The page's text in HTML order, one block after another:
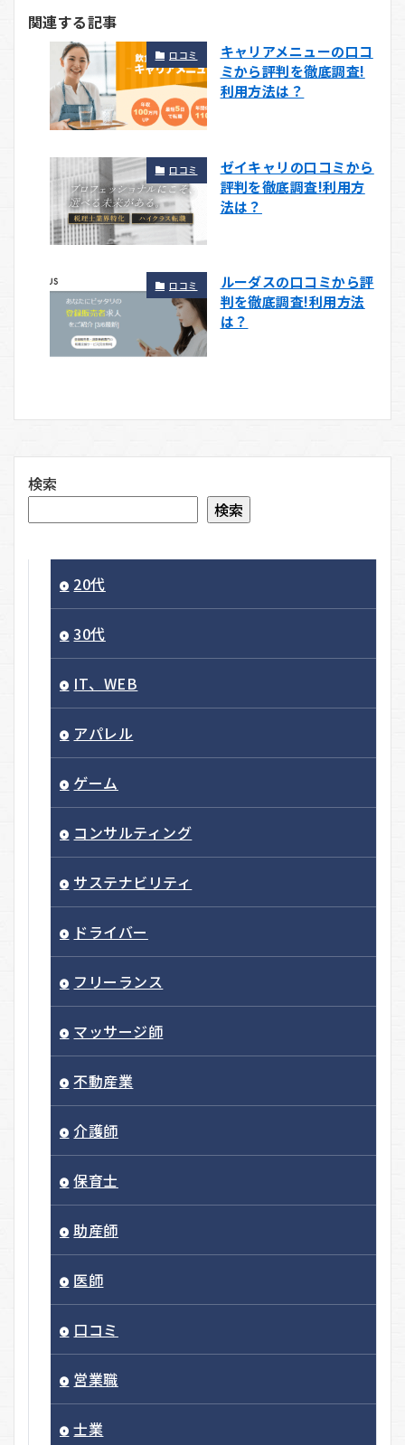
関連する記事
口コミ
キャリアメニューの口コ
ミから評判を徹底調査!
利用方法は？
口コミ
ゼイキャリの口コミから
評判を徹底調査!利用方
法は？
口コミ
ルーダスの口コミから評
判を徹底調査!利用方法
は？
検索
検索
20代
30代
IT、WEB
アパレル
ゲーム
コンサルティング
サステナビリティ
ドライバー
フリーランス
マッサージ師
不動産業
介護師
保育士
助産師
医師
口コミ
営業職
士業